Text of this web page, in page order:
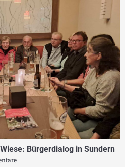
Bürgerdialog in Sundern